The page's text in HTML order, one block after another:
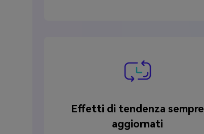
Effetti di tendenza sempre
aggiornati